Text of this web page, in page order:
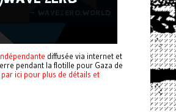
diffusée via internet et
pendant la flotille pour Gaza de
par ici pour plus de détails et